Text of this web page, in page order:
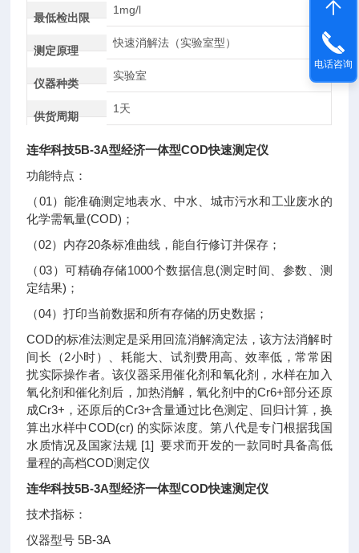
最低检出限
1mg/l
测定原理
快速消解法（实验室型）
仪器种类
实验室
供货周期
1天
连华科技5B-3A型经济一体型COD快速测定仪
功能特点：
（01）能准确测定地表水、中水、城市污水和工业废水的
化学需氧量(COD)；
（02）内存20条标准曲线，能自行修订并保存；
（03）可精确存储1000个数据信息(测定时间、参数、测
定结果)；
（04）打印当前数据和所有存储的历史数据；
COD的标准法测定是采用回流消解滴定法，该方法消解时
间长（2小时）、耗能大、试剂费用高、效率低，常常困
扰实际操作者。该仪器采用催化剂和氧化剂，水样在加入
氧化剂和催化剂后，加热消解，氧化剂中的Cr6+部分还原
成Cr3+，还原后的Cr3+含量通过比色测定、回归计算，换
算出水样中COD(cr) 的实际浓度。第八代是专门根据我国
水质情况及国家法规 [1] 要求而开发的一款同时具备高低
量程的高档COD测定仪
连华科技5B-3A型经济一体型COD快速测定仪
技术指标：
仪器型号 5B-3A
电话咨询